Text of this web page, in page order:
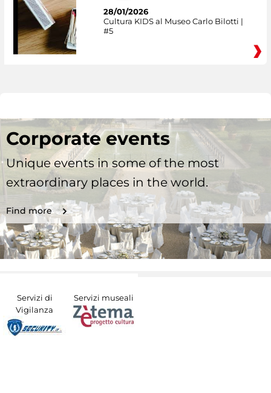
28/01/2026
Cultura KIDS al Museo Carlo Bilotti |
#5
Corporate events
Unique events in some of the most
extraordinary places in the world.
Find more
Servizi di
Vigilanza
Servizi museali